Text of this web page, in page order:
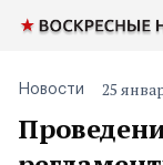
Новости 25